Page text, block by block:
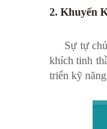
2. Khuyến
Sự tự chủ
khích tinh
triển kỹ